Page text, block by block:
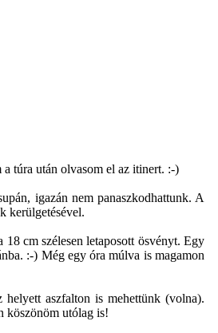
túra után olvasom el az itinert. :-)
igazán nem panaszkodhattunk. A
kerülgetésével.
cm szélesen letaposott ösvényt. Egy
:-) Még egy óra múlva is magamon
aszfalton is mehettünk (volna).
köszönöm utólag is!